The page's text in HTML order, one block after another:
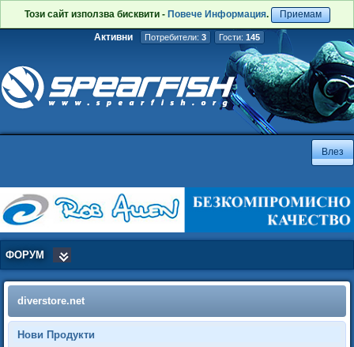
Този сайт използва бисквити - Повече Информация. Приемам
Активни Потребители: 3 Гости: 145
ФОРУМ
diverstore.net
Нови Продукти